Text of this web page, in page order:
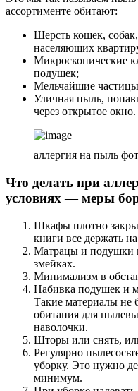
ассортименте обитают:
Шерсть кошек,
населяющих
Микроскопические
подушек;
Мельчайшие
Уличная пыль,
через открытое окно.
аллергия на пыль
Что делать при
условиях — меры
Шкафы плотно
книги все держать
Матрацы и подушки
змейках.
Минимализм в
Набивка подушек и
Такие материалы не
обитания для
наволочки.
Шторы или снять,
Регулярно
уборку. Это нужно
минимум.